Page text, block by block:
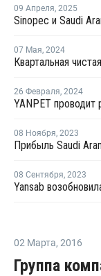
09 Апреля, 2025
07 Мая, 2024
Квартальная
26 Февраля, 2024
YANPET проводит
08 Ноября, 2023
08 Сентября, 2023
02 Марта, 2016
Группа